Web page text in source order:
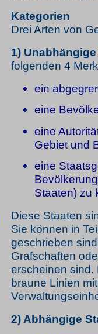
Kategorien
Drei Arten von
1)
folgenden 4
ein
eine
eine
Gebiet und
eine
Staaten) zu
Diese Staaten
Sie können in
geschrieben
Grafschaften
erscheinen sind.
braune Linien
2) Abhängige